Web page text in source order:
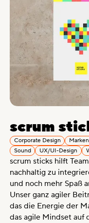
scrum
Corporate Design
Sound
UX/UI-Design
scrum sticks hilft
nachhaltig zu
und noch mehr Spaß
Unser ganz agiler
das die Energie der
das agile Mindset auf